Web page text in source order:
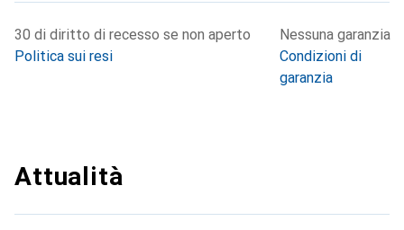
30 di diritto di recesso se non aperto
Politica sui resi
Nessuna garanzia
Condizioni di
garanzia
Attualità